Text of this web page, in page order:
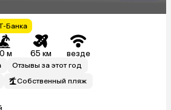
Банка
м 65 км везде
Отзывы за этот год
Собственный пляж